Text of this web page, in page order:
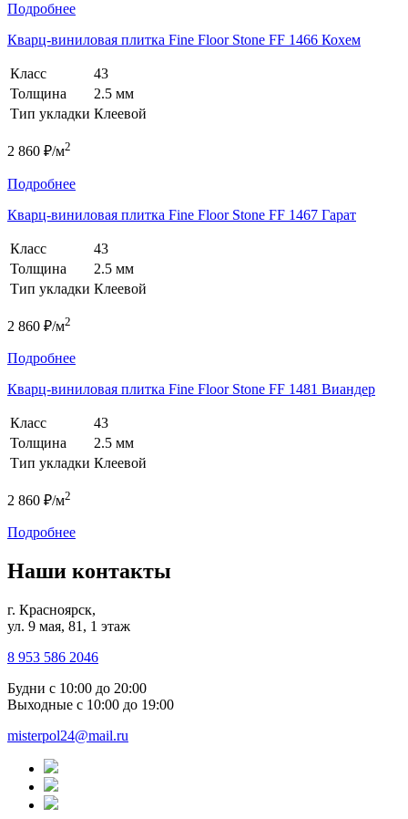
Подробнее
Кварц-виниловая плитка Fine Floor Stone FF 1466 Кохем
Класс
43
Толщина
2.5 мм
Тип укладки Клеевой
2 860 ₽/м2
Подробнее
Кварц-виниловая плитка Fine Floor Stone FF 1467 Гарат
Класс
43
Толщина
2.5 мм
Тип укладки Клеевой
2 860 ₽/м2
Подробнее
Кварц-виниловая плитка Fine Floor Stone FF 1481 Виандер
Класс
43
Толщина
2.5 мм
Тип укладки Клеевой
2 860 ₽/м2
Подробнее
Наши контакты
г. Красноярск,
ул. 9 мая, 81, 1 этаж
8 953 586 2046
Будни с 10:00 до 20:00
Выходные с 10:00 до 19:00
misterpol24@mail.ru